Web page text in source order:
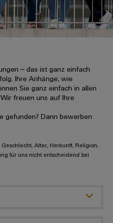
– das ist ganz einfach
Ihre Anhänge, wie
Sie ganz einfach in allen
freuen uns auf Ihre
gefunden? Dann bewerben
Geschlecht, Alter, Herkunft, Religion,
für uns nicht entscheidend bei